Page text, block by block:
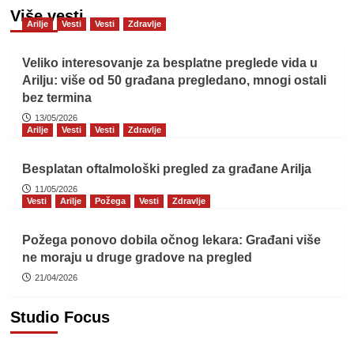
Više vesti
Arilje Vesti Vesti Zdravlje
Veliko interesovanje za besplatne preglede vida u
Arilju: više od 50 građana pregledano, mnogi ostali
bez termina
13/05/2026
Arilje
Vesti Vesti Zdravlje
Besplatan oftalmološki pregled za građane Arilja
11/05/2026
Vesti
Arilje Požega Vesti Zdravlje
Požega ponovo dobila očnog lekara: Građani više
ne moraju u druge gradove na pregled
21/04/2026
Studio Focus